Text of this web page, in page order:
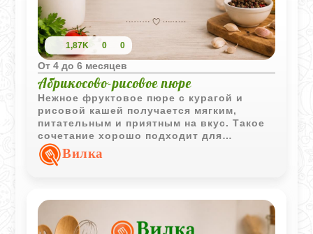
1,87K 0 0
Oт 4 до 6 месяцев
Абрикосово-рисовое пюре
Нежное фруктовое пюре с курагой и
рисовой кашей получается мягким,
питательным и приятным на вкус. Такое
сочетание хорошо подходит для
детского прикорма благодаря
деликатной текстуре и легкой
Вилка